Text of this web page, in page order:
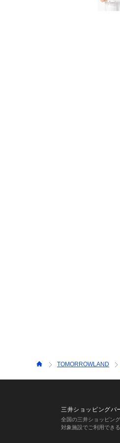
TOMORROWLAND
三井ショッピングパ
全国の三井ショッピン
対象施設でご利用でき